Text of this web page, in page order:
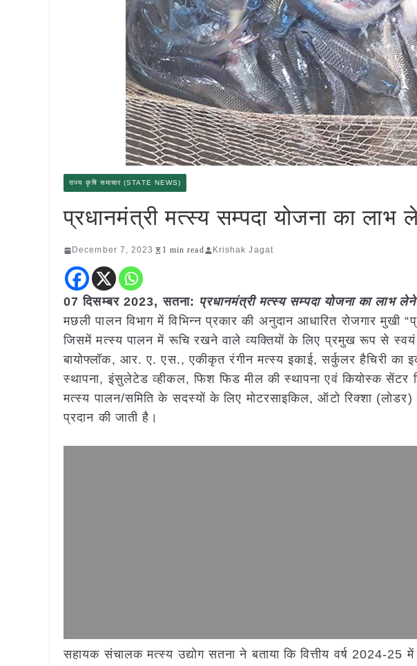
राज्य कृषि समाचार (STATE NEWS)
प्रधानमंत्री मत्स्य सम्पदा योजना का
December 7, 2023 1 min read Krishak Jagat
07 दिसम्बर 2023,सतना: प्रधानमंत्री मत्स्य सम्पदा योजना का
मछली पालन विभाग में विभिन्न प्रकार की अनुदान आधारित रोजगार मुखी
जिसमें मत्स्य पालन में रूचि रखने वाले व्यक्तियों के लिए प्रमुख रूप से स्वयं
बायोफ्लॉक, आर. ए. एस., एकीकृत रंगीन मत्स्य इकाई, सर्कुलर हैचिरी
स्थापना, इंसुलेटेड व्हीकल, फिश फिड मील की स्थापना एवं कियोस्क सेंटर
मत्स्य पालन/समिति के सदस्यों के लिए मोटरसाइकिल, ऑटो रिक्शा
प्रदान की जाती है।
सहायक संचालक मत्स्य उद्योग सतना ने बताया कि वित्तीय वर्ष 2024-